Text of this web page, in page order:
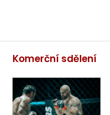
Komerční sdělení